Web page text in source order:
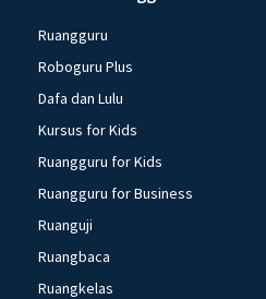
Ruangguru
Roboguru Plus
Dafa dan Lulu
Kursus for Kids
Ruangguru for Kids
Ruangguru for Business
Ruanguji
Ruangbaca
Ruangkelas